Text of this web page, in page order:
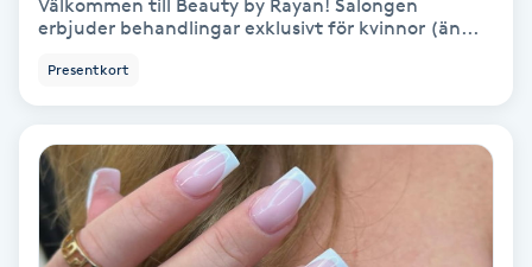
Volymfransar
Vårtor
Välkommen till Beauty by Rayan! Salongen
erbjuder behandlingar exklusivt för kvinnor (än...
Presentkort